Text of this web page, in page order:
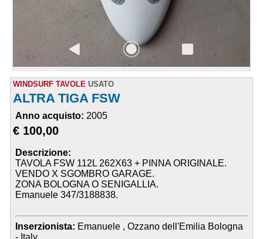
WINDSURF TAVOLE USATO
ALTRA TIGA FSW
Anno acquisto: 2005
€ 100,00
Descrizione:
TAVOLA FSW 112L 262X63 + PINNA ORIGINALE.
VENDO X SGOMBRO GARAGE.
ZONA BOLOGNA O SENIGALLIA.
Emanuele 347/3188838.
Inserzionista: Emanuele , Ozzano dell'Emilia Bologna